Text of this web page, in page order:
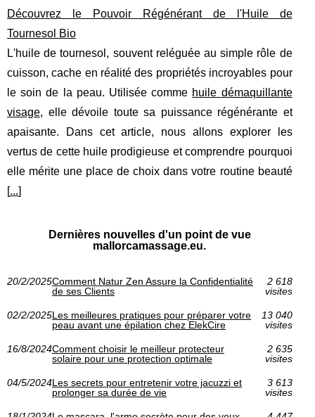
Découvrez le Pouvoir Régénérant de l'Huile de
Tournesol Bio
L'huile de tournesol, souvent reléguée au simple rôle de
cuisson, cache en réalité des propriétés incroyables pour
le soin de la peau. Utilisée comme huile démaquillante
visage, elle dévoile toute sa puissance régénérante et
apaisante. Dans cet article, nous allons explorer les
vertus de cette huile prodigieuse et comprendre pourquoi
elle mérite une place de choix dans votre routine beauté
[...]
Dernières nouvelles d'un point de vue
mallorcamassage.eu.
20/2/2025Comment Natur Zen Assure la Confidentialité
de ses Clients
2 618
visites
02/2/2025Les meilleures pratiques pour préparer votre
peau avant une épilation chez ElekCire
13 040
visites
16/8/2024Comment choisir le meilleur protecteur
solaire pour une protection optimale
2 635
visites
04/5/2024Les secrets pour entretenir votre jacuzzi et
prolonger sa durée de vie
3 613
visites